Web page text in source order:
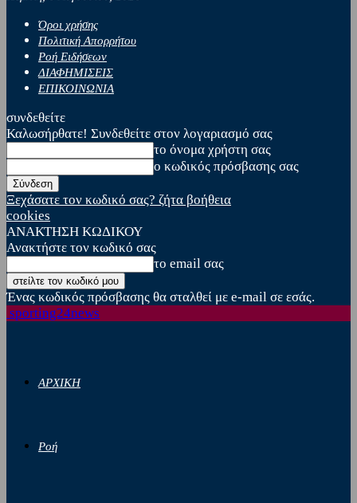
Όροι χρήσης
Πολιτική Απορρήτου
Ροή Ειδήσεων
ΔΙΑΦΗΜΙΣΕΙΣ
ΕΠΙΚΟΙΝΩΝΙΑ
συνδεθείτε
Καλωσήρθατε! Συνδεθείτε στον λογαριασμό σας
το όνομα χρήστη σας
ο κωδικός πρόσβασης σας
Ξεχάσατε τον κωδικό σας? ζήτα βοήθεια
cookies
ΑΝΑΚΤΗΣΗ ΚΩΔΙΚΟΥ
Ανακτήστε τον κωδικό σας
το email σας
Ένας κωδικός πρόσβασης θα σταλθεί με e-mail σε εσάς.
sporting24news
ΑΡΧΙΚΗ
Ροή